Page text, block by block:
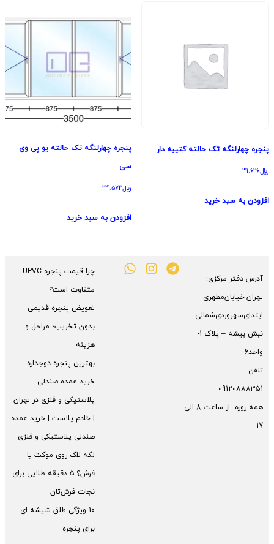
پنجره چهارلنگه تک حالته کتیبه دار
﷼31.626
افزودن به سبد خرید
پنجره چهارلنگه تک حالته یو پی وی
سی
﷼24.572
افزودن به سبد خرید
آدرس دفتر مرکزی:
تهران-خیابان‌مطهری-
ابتدای‌سهروردی‌شمالی-
نبش بیشه – پلاک 1-
واحد6
تلفن:
09120888351
همه روزه از ساعت 8 الی
17
چرا قیمت پنجره UPVC
متفاوت است؟
تعویض پنجره قدیمی
بدون تخریب؛ مراحل و
هزینه
بهترین پنجره دوجداره
خرید عمده صندلی
پلاستیکی و فلزی در تهران
| خادم پلاست | خرید عمده
صندلی پلاستیکی و فلزی
لکه لاک روی موکت یا
فرش؟ ۵ دقیقه طلایی برای
نجات فرش‌تان
10 ویژگی طلق شیشه ای
برای پنجره